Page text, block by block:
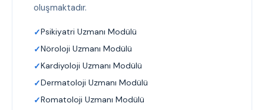
oluşmaktadır.
Psikiyatri Uzmanı Modülü
Nöroloji Uzmanı Modülü
Kardiyoloji Uzmanı Modülü
Dermatoloji Uzmanı Modülü
Romatoloji Uzmanı Modülü